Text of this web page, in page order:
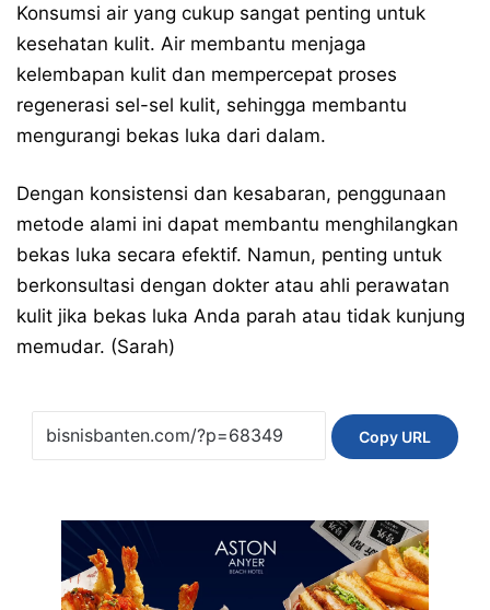
Konsumsi air yang cukup sangat penting untuk
kesehatan kulit. Air membantu menjaga
kelembapan kulit dan mempercepat proses
regenerasi sel-sel kulit, sehingga membantu
mengurangi bekas luka dari dalam.
Dengan konsistensi dan kesabaran, penggunaan
metode alami ini dapat membantu menghilangkan
bekas luka secara efektif. Namun, penting untuk
berkonsultasi dengan dokter atau ahli perawatan
kulit jika bekas luka Anda parah atau tidak kunjung
memudar. (Sarah)
Copy URL